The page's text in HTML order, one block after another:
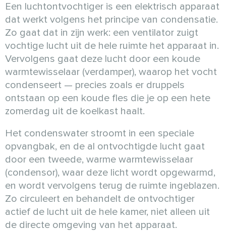
Een luchtontvochtiger is een elektrisch apparaat
dat werkt volgens het principe van condensatie.
Zo gaat dat in zijn werk: een ventilator zuigt
vochtige lucht uit de hele ruimte het apparaat in.
Vervolgens gaat deze lucht door een koude
warmtewisselaar (verdamper), waarop het vocht
condenseert — precies zoals er druppels
ontstaan op een koude fles die je op een hete
zomerdag uit de koelkast haalt.
Het condenswater stroomt in een speciale
opvangbak, en de al ontvochtigde lucht gaat
door een tweede, warme warmtewisselaar
(condensor), waar deze licht wordt opgewarmd,
en wordt vervolgens terug de ruimte ingeblazen.
Zo circuleert en behandelt de ontvochtiger
actief de lucht uit de hele kamer, niet alleen uit
de directe omgeving van het apparaat.